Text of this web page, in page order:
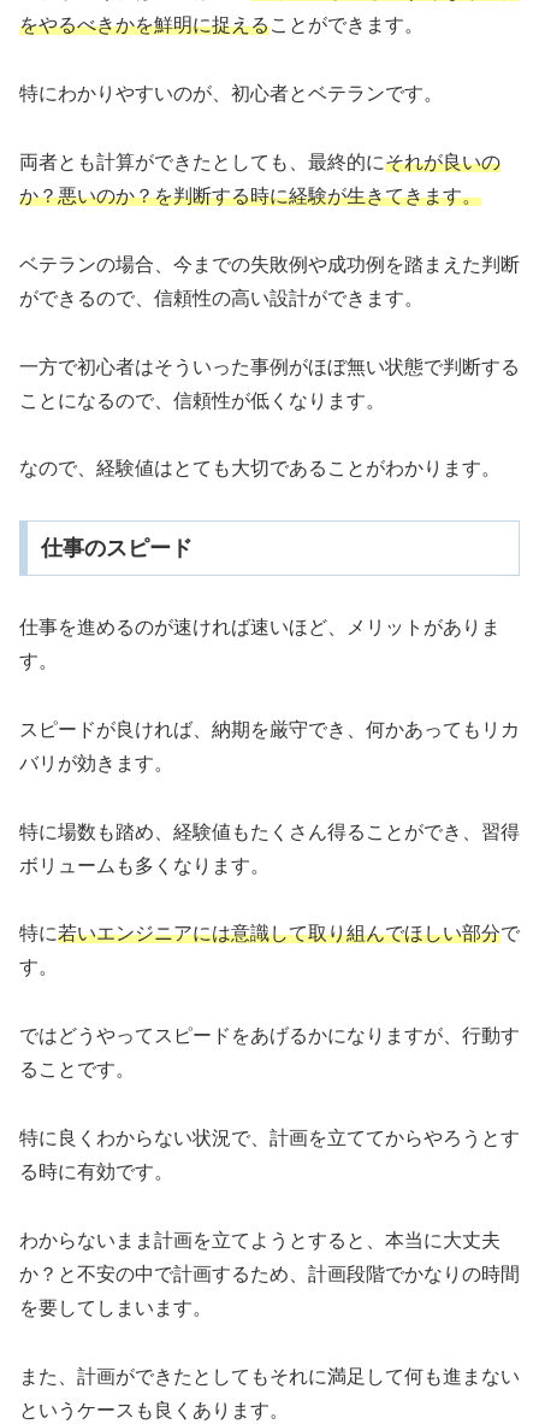
をやるべきかを鮮明に捉えることができます。
特にわかりやすいのが、初心者とベテランです。
両者とも計算ができたとしても、最終的にそれが良いの
か？悪いのか？を判断する時に経験が生きてきます。
ベテランの場合、今までの失敗例や成功例を踏まえた判断
ができるので、信頼性の高い設計ができます。
一方で初心者はそういった事例がほぼ無い状態で判断する
ことになるので、信頼性が低くなります。
なので、経験値はとても大切であることがわかります。
仕事のスピード
仕事を進めるのが速ければ速いほど、メリットがありま
す。
スピードが良ければ、納期を厳守でき、何かあってもリカ
バリが効きます。
特に場数も踏め、経験値もたくさん得ることができ、習得
ボリュームも多くなります。
特に若いエンジニアには意識して取り組んでほしい部分で
す。
ではどうやってスピードをあげるかになりますが、行動す
ることです。
特に良くわからない状況で、計画を立ててからやろうとす
る時に有効です。
わからないまま計画を立てようとすると、本当に大丈夫
か？と不安の中で計画するため、計画段階でかなりの時間
を要してしまいます。
また、計画ができたとしてもそれに満足して何も進まない
というケースも良くあります。